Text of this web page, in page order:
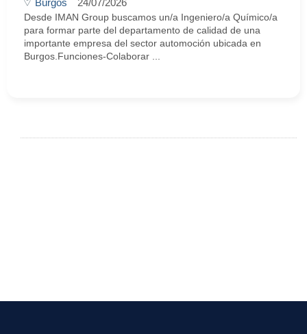
Burgos 24/07/2026
Desde IMAN Group buscamos un/a Ingeniero/a Químico/a
para formar parte del departamento de calidad de una
importante empresa del sector automoción ubicada en
Burgos.Funciones-Colaborar ...